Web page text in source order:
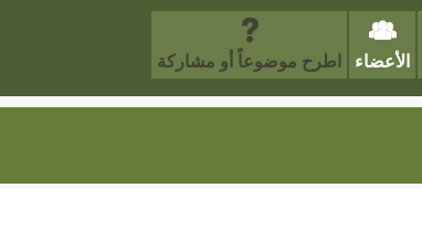
الأعضاء اطرح موضوعاً أو مشاركة